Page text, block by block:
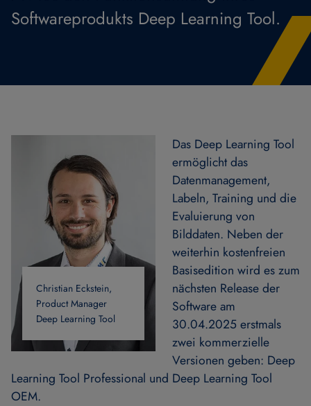
Softwareprodukts Deep Learning Tool.
Christian Eckstein,
Product Manager
Deep Learning Tool
Das Deep Learning Tool
ermöglicht das
Datenmanagement,
Labeln, Training und die
Evaluierung von
Bilddaten. Neben der
weiterhin kostenfreien
Basisedition wird es zum
nächsten Release der
Software am
30.04.2025 erstmals
zwei kommerzielle
Versionen geben: Deep
Learning Tool Professional und Deep Learning Tool
OEM.